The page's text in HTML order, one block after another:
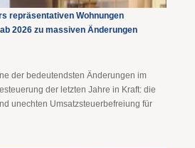
repräsentativen Wohnungen
2026 zu massiven Änderungen
der bedeutendsten Änderungen im
der letzten Jahre in Kraft: die
unechten Umsatzsteuerbefreiung für